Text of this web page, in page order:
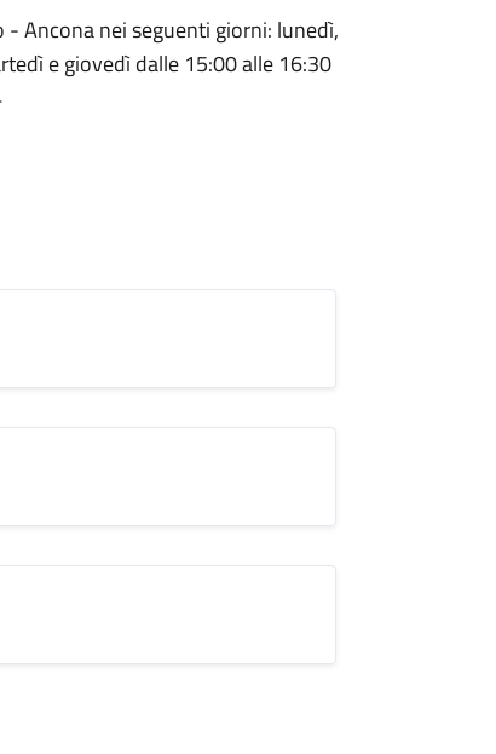
Ancona nei seguenti giorni: lunedì,
e giovedì dalle 15:00 alle 16:30